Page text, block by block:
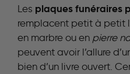
Les plaques funéraires
remplacent petit à petit
en marbre ou en pierre
peuvent avoir l’allure
bien d’un livre ouvert.